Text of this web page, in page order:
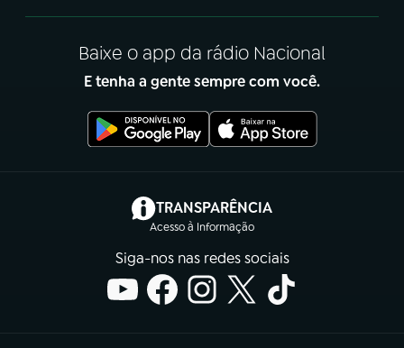
Baixe o app da rádio Nacional
E tenha a gente sempre com você.
TRANSPARÊNCIA
Acesso à Informação
(abre em nova aba)
Siga-nos nas redes sociais